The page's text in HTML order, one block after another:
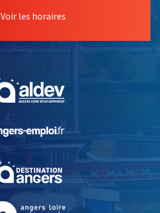
Voir les horaires
, Ouvre une nouvelle
, Ouvre une nouvelle